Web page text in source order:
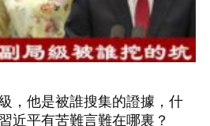
，他是被誰搜集的證據，什
近平有苦難言難在哪裏？